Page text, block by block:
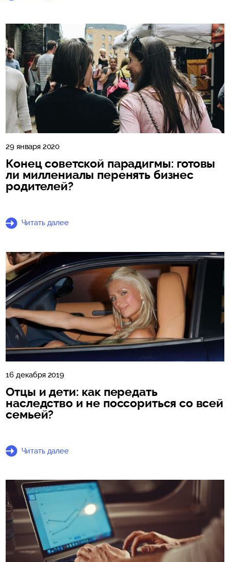
29 января 2020
Конец советской парадигмы: готовы
ли миллениалы перенять бизнес
родителей?
Читать далее
16 декабря 2019
Отцы и дети: как передать
наследство и не поссориться со всей
семьей?
Читать далее